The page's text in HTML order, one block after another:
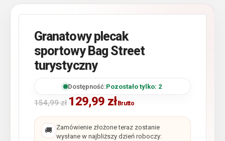
Granatowy plecak
sportowy Bag Street
turystyczny
Dostępność:Pozostało tylko: 2
154,99zł 129,99 złBrutto
🚚 Zamówienie złożone teraz zostanie
wysłane w najbliższy dzień roboczy: